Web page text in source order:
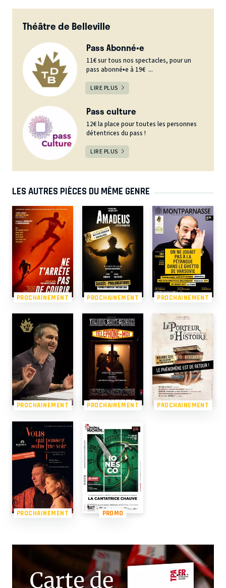
Théâtre de Belleville
Pass Abonné•e
11€ sur tous nos spectacles, pour un
pass abonné•e à 19€ ...
LIRE PLUS
Pass culture
12€ la place pour toutes les personnes
détentrices du pass !
LIRE PLUS
LES AUTRES PIÈCES DU MÊME GENRE
PROCHAINEMENT PROCHAINEMENT PROCHAINEMENT
PROCHAINEMENT PROCHAINEMENT PROCHAINEMENT
PROCHAINEMENT PROMO